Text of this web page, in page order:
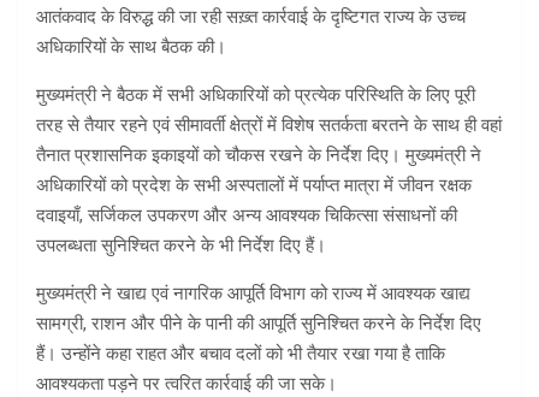
आतंकवाद के विरुद्ध की जा रही सख़्त कार्रवाई के दृष्टिगत राज्य के उच्च
अधिकारियों के साथ बैठक की।
मुख्यमंत्री ने बैठक में सभी अधिकारियों को प्रत्येक परिस्थिति के लिए पूरी
तरह से तैयार रहने एवं सीमावर्ती क्षेत्रों में विशेष सतर्कता बरतने के साथ ही वहां
तैनात प्रशासनिक इकाइयों को चौकस रखने के निर्देश दिए। मुख्यमंत्री ने
अधिकारियों को प्रदेश के सभी अस्पतालों में पर्याप्त मात्रा में जीवन रक्षक
दवाइयाँ, सर्जिकल उपकरण और अन्य आवश्यक चिकित्सा संसाधनों की
उपलब्धता सुनिश्चित करने के भी निर्देश दिए हैं।
मुख्यमंत्री ने खाद्य एवं नागरिक आपूर्ति विभाग को राज्य में आवश्यक खाद्य
सामग्री, राशन और पीने के पानी की आपूर्ति सुनिश्चित करने के निर्देश दिए
हैं। उन्होंने कहा राहत और बचाव दलों को भी तैयार रखा गया है ताकि
आवश्यकता पड़ने पर त्वरित कार्रवाई की जा सके।